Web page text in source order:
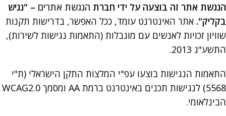
הנגשת אתר זה בוצעה על ידי חברת הנגשת אתרים – "נגיש
בקליק"
. אתר האינטרנט עומד, ככל האפשר, בדרישות תקנות
שוויון זכויות לאנשים עם מוגבלות (התאמות נגישות לשירות),
התשע"ג 2013.
התאמות הנגישות בוצעו עפ"י המלצות התקן הישראלי (ת"י
5568) לנגישות תכנים באינטרנט ברמת AA ומסמך WCAG2.0
הבינלאומי.